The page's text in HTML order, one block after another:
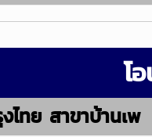
โ
ทย สาขาบ้านเพ